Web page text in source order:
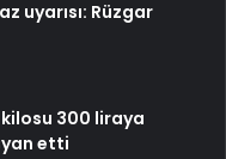
uyarısı: Rüzgar
300 liraya
etti